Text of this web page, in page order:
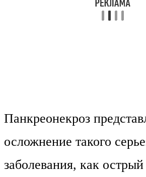
Панкреонекроз
осложнение такого
заболевания, как острый